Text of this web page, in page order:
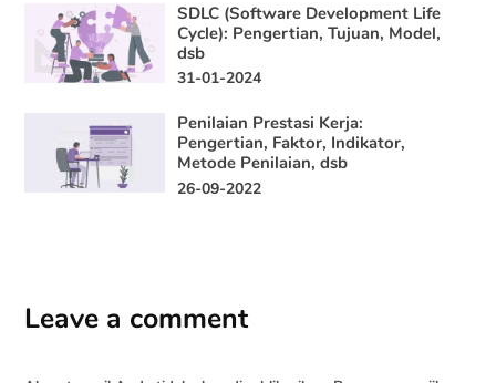
SDLC (Software Development Life
Cycle): Pengertian, Tujuan, Model,
dsb
31-01-2024
Penilaian Prestasi Kerja:
Pengertian, Faktor, Indikator,
Metode Penilaian, dsb
26-09-2022
Leave a comment